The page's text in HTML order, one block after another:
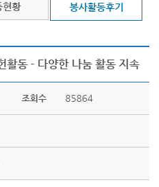
현황 봉사활동후기
활동 - 다양한 나눔 활동 지속
조회수 85864